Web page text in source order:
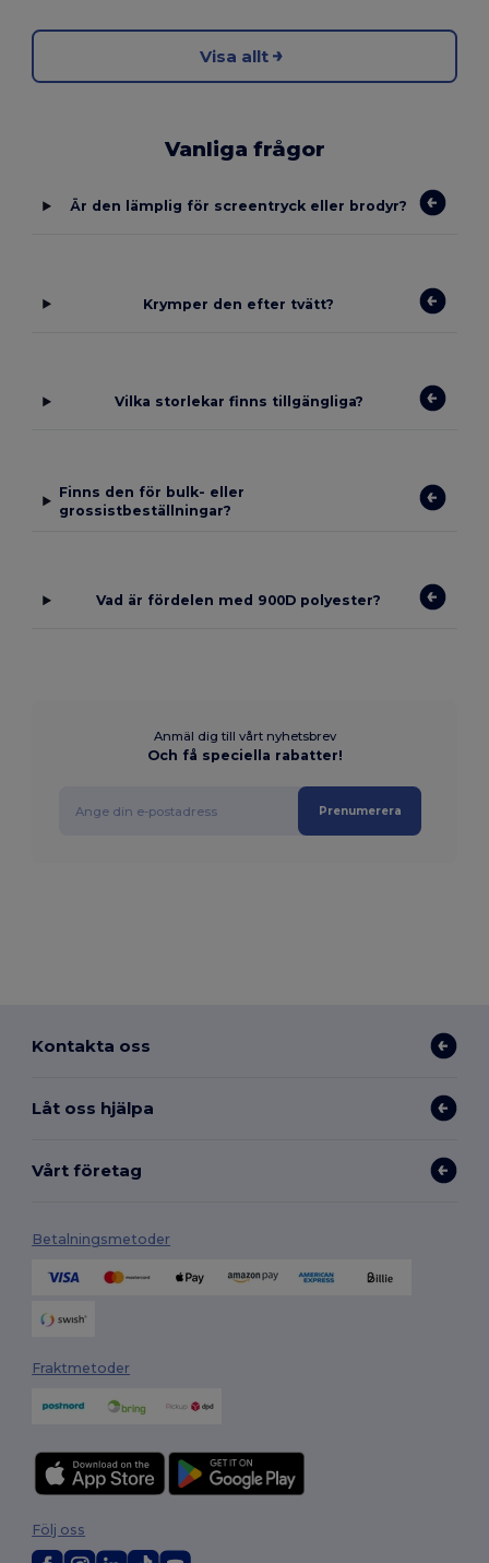
Visa allt
Vanliga frågor
Är den lämplig för screentryck eller brodyr?
Krymper den efter tvätt?
Vilka storlekar finns tillgängliga?
Finns den för bulk- eller
grossistbeställningar?
Vad är fördelen med 900D polyester?
Anmäl dig till vårt nyhetsbrev
Och få speciella rabatter!
Prenumerera
Kontakta oss
Låt oss hjälpa
Vårt företag
Betalningsmetoder
Fraktmetoder
Följ oss